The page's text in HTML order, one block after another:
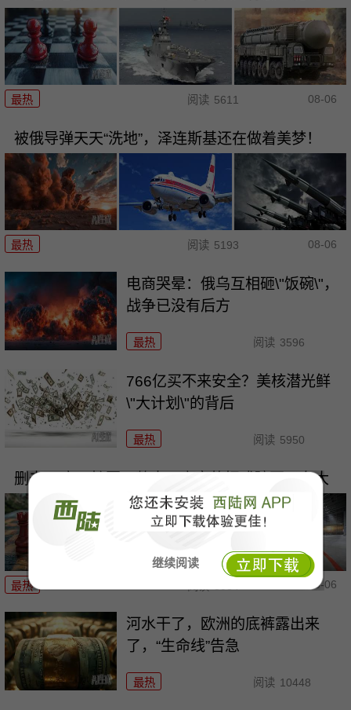
继续阅读
最热 阅读 5611 08-06
被俄导弹天天“洗地”，泽连斯基还在做着美梦！
最热 阅读 5193 08-06
电商哭晕：俄乌互相砸\"饭碗\"，
战争已没有后方
最热 阅读 3596
766亿买不来安全？美核潜光鲜
\"大计划\"的背后
最热 阅读 5950
删去28字，扩军一整本！高市的把戏骗不了东大
最热 08-06
河水干了，欧洲的底裤露出来
了，“生命线”告急
最热 阅读 10448